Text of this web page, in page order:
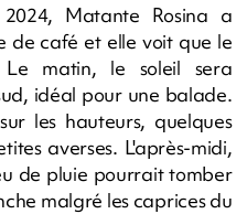
Matante Rosina a
de café et elle voit que le
matin, le soleil sera
idéal pour une balade.
les hauteurs, quelques
averses. L'après-midi,
de pluie pourrait tomber
malgré les caprices du